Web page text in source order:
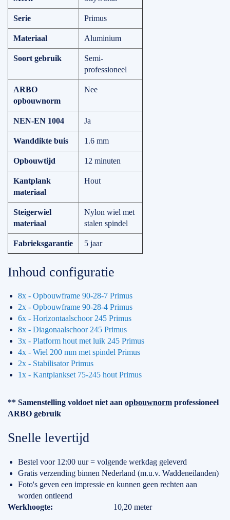
Serie Primus
Materiaal Aluminium
Soort gebruik
Semi-
professioneel
ARBO
opbouwnorm
Nee
NEN-EN 1004 Ja
Wanddikte buis 1.6 mm
Opbouwtijd 12 minuten
Kantplank
materiaal
Hout
Steigerwiel
materiaal
Nylon wiel met
stalen spindel
Fabrieksgarantie 5 jaar
Inhoud configuratie
8x - Opbouwframe 90-28-7 Primus
2x - Opbouwframe 90-28-4 Primus
6x - Horizontaalschoor 245 Primus
8x - Diagonaalschoor 245 Primus
3x - Platform hout met luik 245 Primus
4x - Wiel 200 mm met spindel Primus
2x - Stabilisator Primus
1x - Kantplankset 75-245 hout Primus
** Samenstelling voldoet niet aan opbouwnorm professioneel
ARBO gebruik
Snelle levertijd
Bestel voor 12:00 uur = volgende werkdag geleverd
Gratis verzending binnen Nederland (m.u.v. Waddeneilanden)
Foto's geven een impressie en kunnen geen rechten aan
worden ontleend
Specificaties
Werkhoogte
10,20 meter